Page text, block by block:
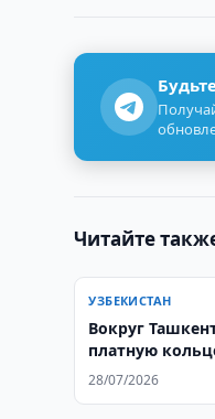
Читайте
УЗБЕКИСТАН
Вокруг
платную
млрд
28/07/2026